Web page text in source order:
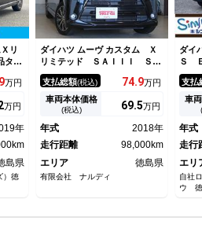
リ
タイ
／
ター
／
ＴＣ
プ／
9万円
万円
年
島県
）徳
ダイハツ ムーヴ カスタム Ｘ
リミテッド ＳＡＩＩＩ ＳＤ
ナビ・バックカメラ・Ｂｌｕｅ
ｔｏｏｔｈ・ＥＴＣ・衝突軽減
システム・ＬＥＤライト・オー
トマチックハイビーム・アイド
ー・電動格納ミラー・ステアリ
ングスイッチ
支払総額(税込) 74.9万円
車両本体価格
(税込) 69.5万円
年式
2018年
走行距離
98,000km
エリア
徳島県
有限会社 ナルディ
ダイ
Ｓ
ビ
ＥＤ
ー
ー
ＳＢ
支払
車
年式
走行
エリ
自社
ウ 徳